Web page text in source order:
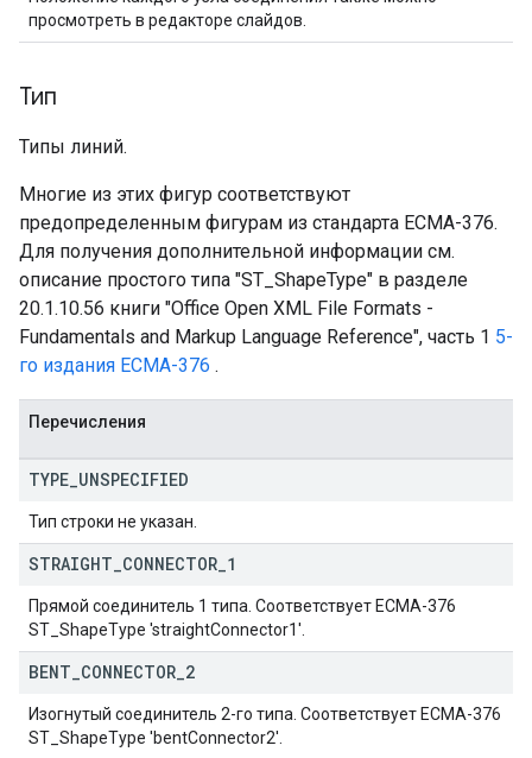
просмотреть в редакторе слайдов.
Тип
Типы линий.
Многие из этих фигур соответствуют
предопределенным фигурам из стандарта ECMA-376.
Для получения дополнительной информации см.
описание простого типа "ST_ShapeType" в разделе
20.1.10.56 книги "Office Open XML File Formats -
Fundamentals and Markup Language Reference", часть 1 5-
го издания ECMA-376 .
Перечисления
TYPE UNSPECIFIED
Тип строки не указан.
STRAIGHT CONNECTOR 1
Прямой соединитель 1 типа. Соответствует ECMA-376
ST_ShapeType 'straightConnector1'.
BENT CONNECTOR 2
Изогнутый соединитель 2-го типа. Соответствует ECMA-376
ST_ShapeType 'bentConnector2'.